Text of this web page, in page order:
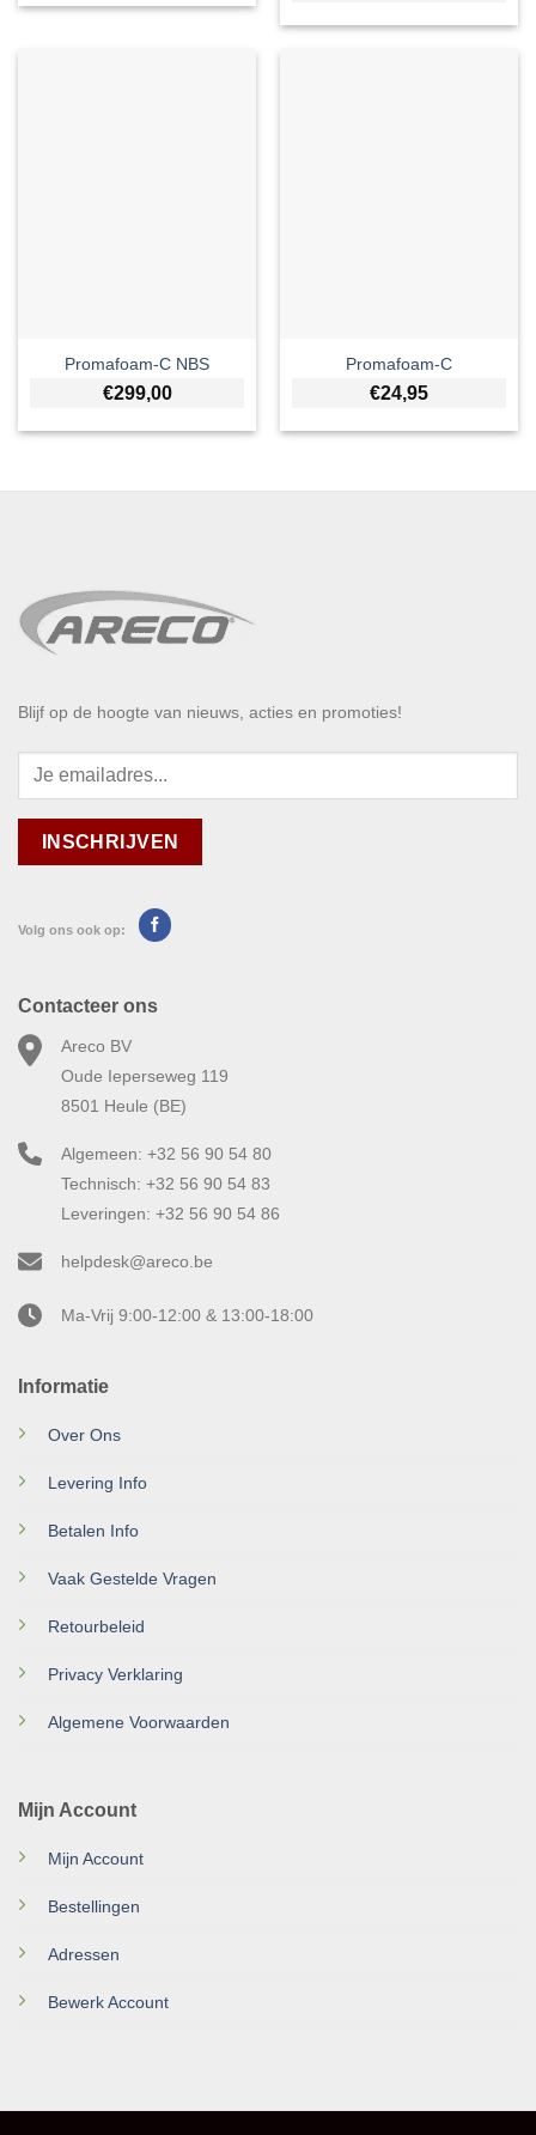
Promafoam-C NBS
€299,00
Promafoam-C
€24,95
Blijf op de hoogte van nieuws, acties en promoties!
Volg ons ook op:
Informatie
Over Ons
Levering Info
Betalen Info
Vaak Gestelde Vragen
Retourbeleid
Privacy Verklaring
Algemene Voorwaarden
Mijn Account
Mijn Account
Bestellingen
Adressen
Bewerk Account
Contacteer ons
Areco BV
Oude Ieperseweg 119
8501 Heule (BE)
Algemeen: +32 56 90 54 80
Technisch: +32 56 90 54 83
Leveringen: +32 56 90 54 86
helpdesk@areco.be
Ma-Vrij 9:00-12:00 & 13:00-18:00